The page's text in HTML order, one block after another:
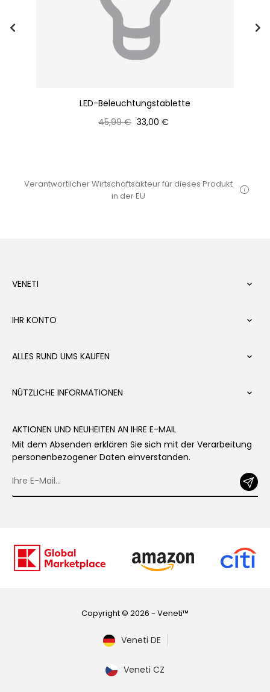
LED-Beleuchtungstablette
Normaler
45,99 € Preis
33,00 €
Verantwortlicher Wirtschaftsakteur für dieses Produkt
in der EU
VENETI 
IHR KONTO 
ALLES RUND UMS KAUFEN 
NÜTZLICHE INFORMATIONEN 
AKTIONEN UND NEUHEITEN AN IHRE E-MAIL
Mit dem Absenden erklären Sie sich mit der Verarbeitung
personenbezogener Daten einverstanden.
Copyright © 2026 - Veneti™
Veneti DE
Veneti CZ